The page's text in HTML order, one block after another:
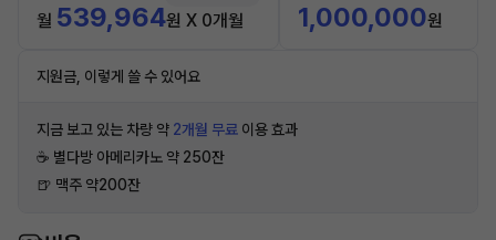
월 539,964원 X 0개월 1,000,000원
지원금, 이렇게 쓸 수 있어요
지금 보고 있는 차량 약 2개월 무료 이용 효과
☕️ 별다방 아메리카노 약 250잔
🍺 맥주 약200잔